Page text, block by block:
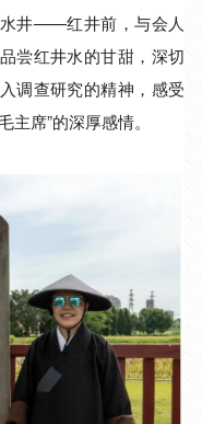
井——红井前，与会人
尝红井水的甘甜，深切
调查研究的精神，感受
席”的深厚感情。